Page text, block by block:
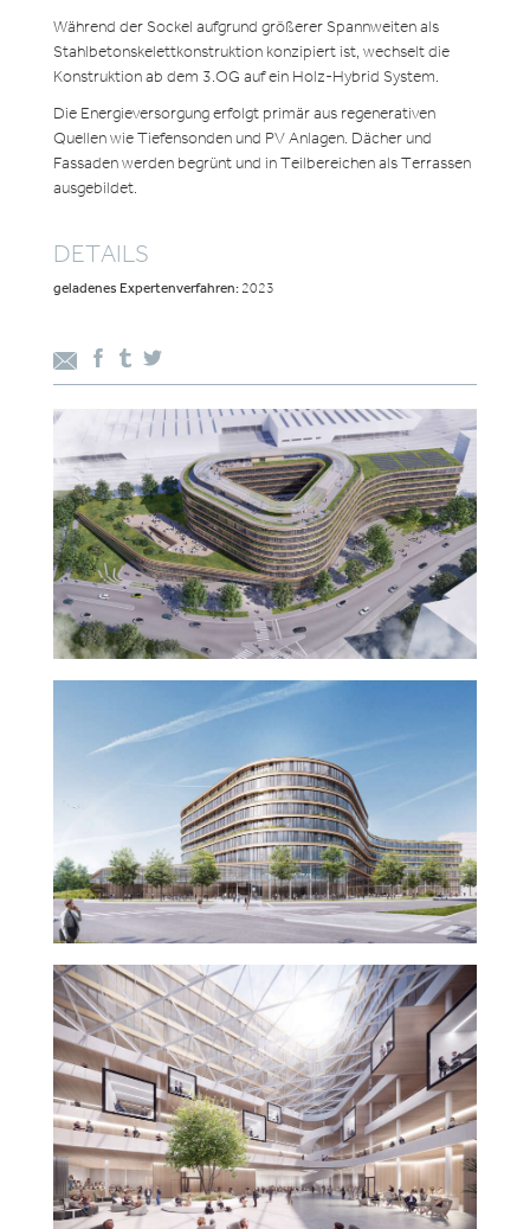
Während der Sockel aufgrund größerer Spannweiten als
Stahlbetonskelettkonstruktion konzipiert ist, wechselt die
Konstruktion ab dem 3.OG auf ein Holz-Hybrid System.
Die Energieversorgung erfolgt primär aus regenerativen
Quellen wie Tiefensonden und PV Anlagen. Dächer und
Fassaden werden begrünt und in Teilbereichen als Terrassen
ausgebildet.
DETAILS
geladenes Expertenverfahren:2023